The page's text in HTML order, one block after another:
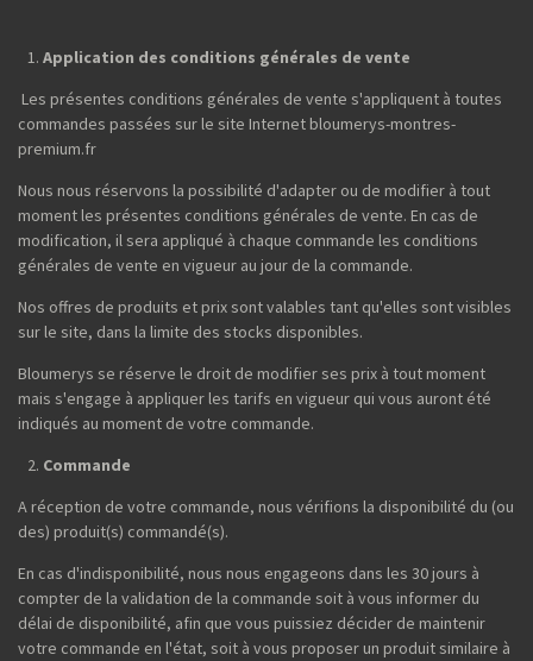
Application des conditions générales de vente
Les présentes conditions générales de vente s'appliquent à toutes
commandes passées sur le site Internet bloumerys-montres-
premium.fr
Nous nous réservons la possibilité d'adapter ou de modifier à tout
moment les présentes conditions générales de vente. En cas de
modification, il sera appliqué à chaque commande les conditions
générales de vente en vigueur au jour de la commande.
Nos offres de produits et prix sont valables tant qu'elles sont visibles
sur le site, dans la limite des stocks disponibles.
Bloumerys se réserve le droit de modifier ses prix à tout moment
mais s'engage à appliquer les tarifs en vigueur qui vous auront été
indiqués au moment de votre commande.
Commande
A réception de votre commande, nous vérifions la disponibilité du (ou
des) produit(s) commandé(s).
En cas d'indisponibilité, nous nous engageons dans les 30 jours à
compter de la validation de la commande soit à vous informer du
délai de disponibilité, afin que vous puissiez décider de maintenir
votre commande en l'état, soit à vous proposer un produit similaire à